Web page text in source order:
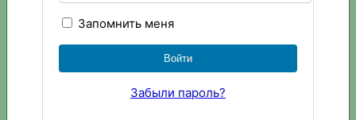
Запомнить меня
Забыли пароль?